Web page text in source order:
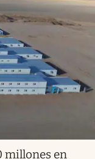
millones en